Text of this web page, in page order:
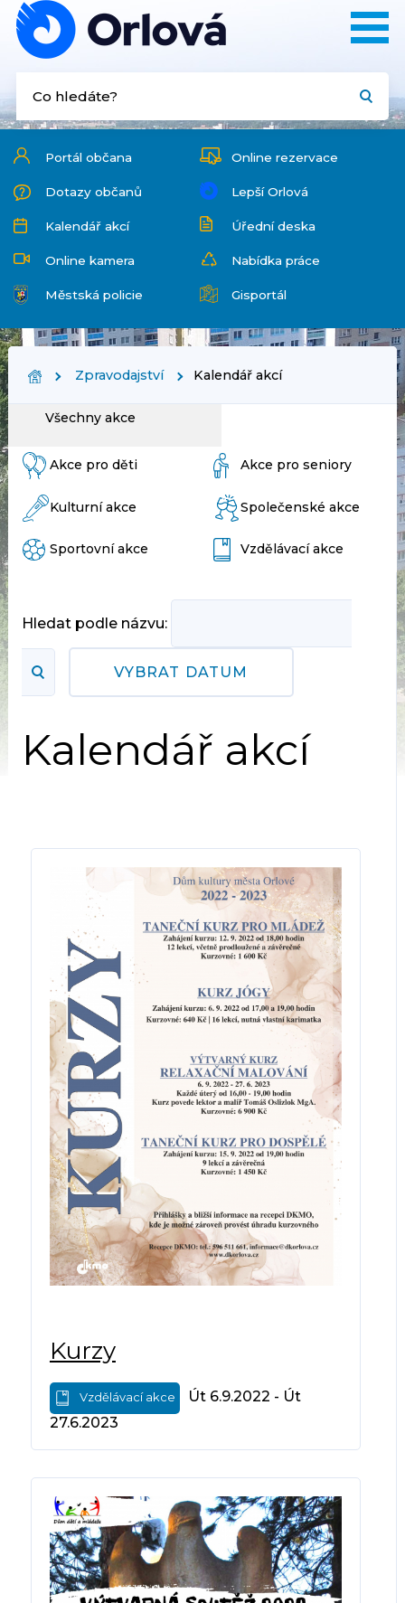
Portál občana Online rezervace
Dotazy občanů Lepší Orlová
Kalendář akcí Úřední deska
Online kamera Nabídka práce
Městská policie Gisportál
Zpravodajství Kalendář akcí
Hledat podle názvu:
VYBRAT DATUM
Kalendář akcí
Všechny akce
Akce pro děti Akce pro seniory
Kulturní akce Společenské akce
Sportovní akce Vzdělávací akce
Kurzy
Vzdělávací akce
Út 6.9.2022 - Út
27.6.2023